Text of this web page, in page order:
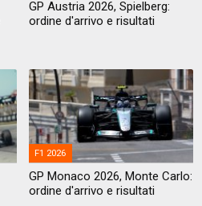
GP Austria 2026, Spielberg:
ordine d'arrivo e risultati
F1 2026
GP Monaco 2026, Monte Carlo:
ordine d'arrivo e risultati